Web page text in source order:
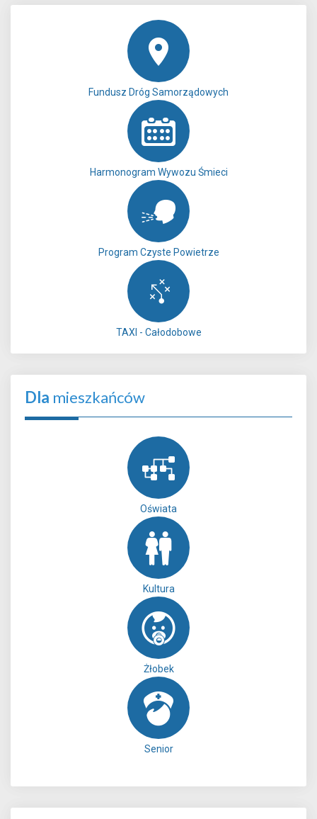
Fundusz Dróg Samorządowych
Harmonogram Wywozu Śmieci
Program Czyste Powietrze
TAXI - Całodobowe
Dla mieszkańców
Oświata
Kultura
Żłobek
Senior